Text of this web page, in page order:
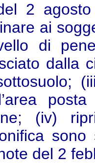
2
ai
di
dalla
(iv)
sono
del 2